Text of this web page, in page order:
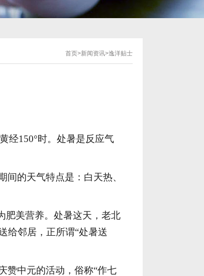
首页>新闻资讯>逸洋贴士
经150°时。处暑是反应气
的天气特点是：白天热、
肥美营养。处暑这天，老北
给邻居，正所谓“处暑送
赞中元的活动，俗称“作七